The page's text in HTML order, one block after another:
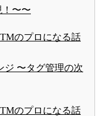
〜〜
のプロになる話
ジ 〜タグ管理の次
のプロになる話